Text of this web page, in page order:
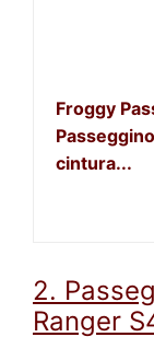
Froggy
cintura...
2.
Ranger